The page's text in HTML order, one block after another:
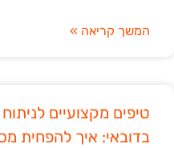
המשך קריאה »
טיפים מקצועיים
בדובאי: איך להפחית